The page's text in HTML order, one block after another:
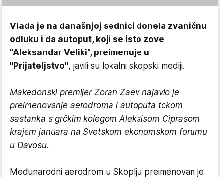
Vlada je na današnjoj sednici donela zvaničnu
odluku i da autoput, koji se isto zove
"Aleksandar Veliki", preimenuje u
"Prijateljstvo", javili su lokalni skopski mediji.
Makedonski premijer Zoran Zaev najavio je
preimenovanje aerodroma i autoputa tokom
sastanka s grčkim kolegom Aleksisom Ciprasom
krajem januara na Svetskom ekonomskom forumu
u Davosu.
Međunarodni aerodrom u Skoplju preimenovan je